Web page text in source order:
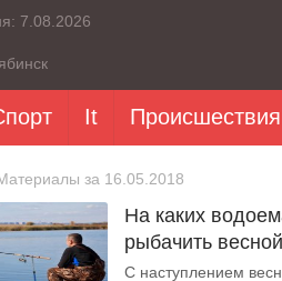
7.08.2026
It Происшествия
за 16.05.2018
На каких
рыбачить
С наступлением